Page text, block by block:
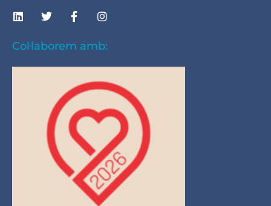
Col·laborem amb: